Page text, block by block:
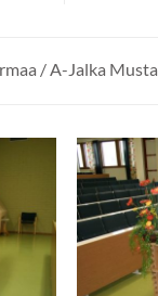
/ A-Jalka Musta